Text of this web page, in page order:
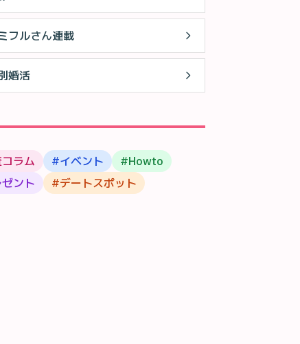
フルさん連載
婚活
ラム #イベント #Howto
ント #デートスポット